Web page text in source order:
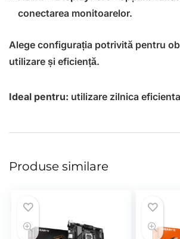
conectarea monitoarelor.
Alege configurația potrivită pentru
utilizare și eficiență.
Ideal pentru: utilizare zilnica
Produse similare